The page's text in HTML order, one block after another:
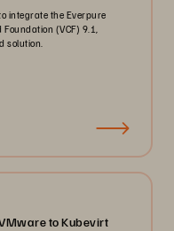
integrate the Everpure
(VCF) 9.1,
solution.
to Kubevirt